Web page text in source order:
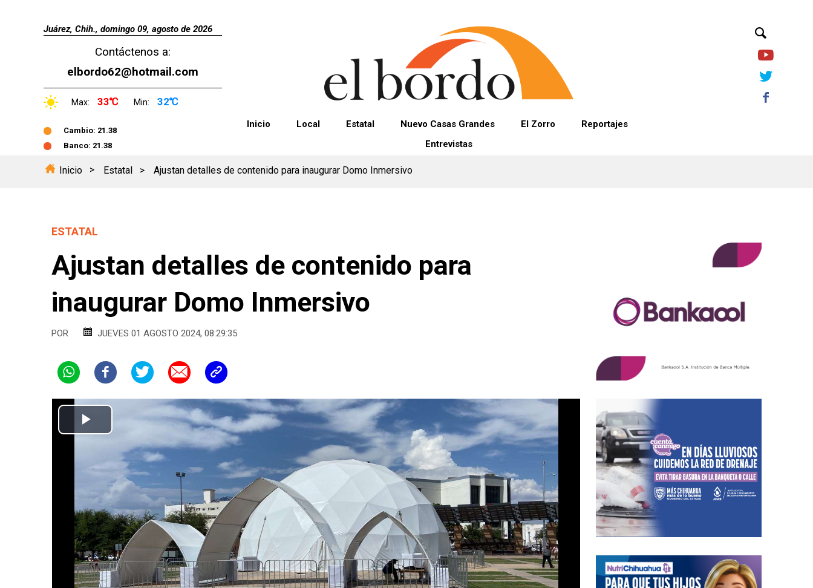
Juárez, Chih., domingo 09, agosto de 2026
Contáctenos a:
elbordo62@hotmail.com
Max: 33℃ Min: 32℃
Cambio: 21.38
Banco: 21.38
Inicio Local Estatal Nuevo Casas Grandes El Zorro
Reportajes
Entrevistas
Inicio Estatal Ajustan detalles de contenido para inaugurar Domo Inmersivo
ESTATAL
Ajustan detalles de contenido para
inaugurar Domo Inmersivo
POR JUEVES 01 AGOSTO 2024, 08:29:35
Play
Video